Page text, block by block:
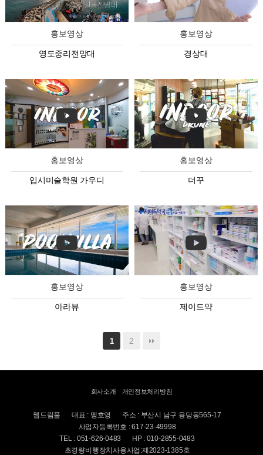
홍보영상
영도중리전망대
홍보영상
경상대
홍보영상
입시미술학원 가우디
홍보영상
더꾸
홍보영상
아라뷰
홍보영상
제이드약
1 2
회사소개 개인정보처리방침
웹드림풀 대표 : 맹호영
주소 : 부산시 남구 용당동565-17
사업자등록번호 : 617-23-49998
TEL : 051-626-0483
HP : 010-2855-0483
초경량비행장치사용사업:제2023-1385호